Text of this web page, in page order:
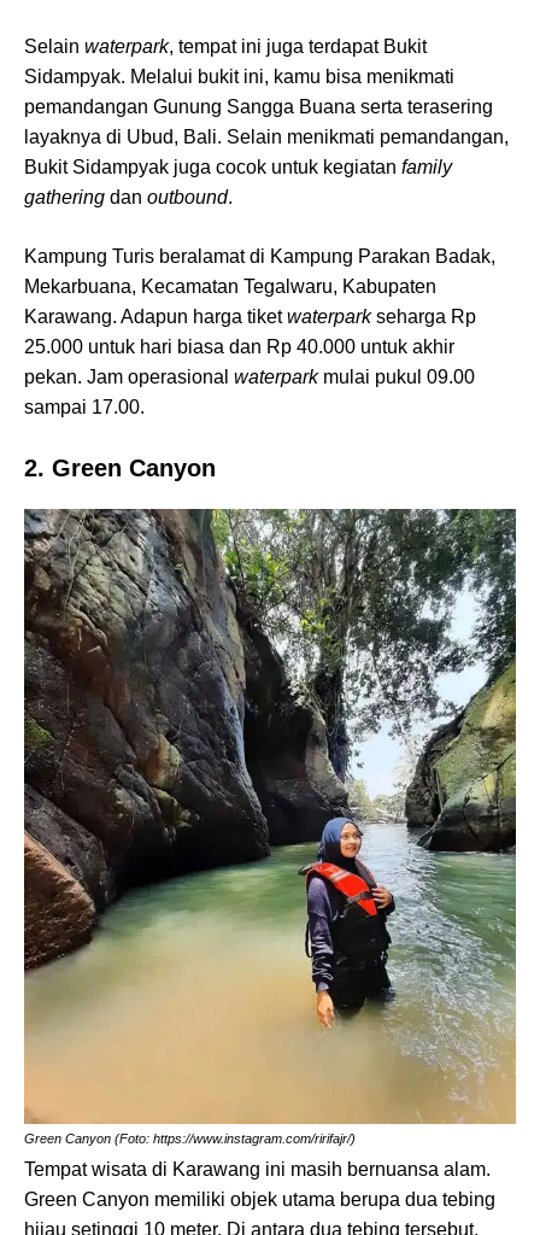
Selain waterpark, tempat ini juga terdapat Bukit
Sidampyak. Melalui bukit ini, kamu bisa menikmati
pemandangan Gunung Sangga Buana serta terasering
layaknya di Ubud, Bali. Selain menikmati pemandangan,
Bukit Sidampyak juga cocok untuk kegiatan family
gathering dan outbound.
Kampung Turis beralamat di Kampung Parakan Badak,
Mekarbuana, Kecamatan Tegalwaru, Kabupaten
Karawang. Adapun harga tiketwaterparkseharga Rp
25.000 untuk hari biasa dan Rp 40.000 untuk akhir
pekan. Jam operasional waterpark mulai pukul 09.00
sampai 17.00.
2. Green Canyon
Green Canyon (Foto: https://www.instagram.com/ririfajr/)
Tempat wisata di Karawang ini masih bernuansa alam.
Green Canyon memiliki objek utama berupa dua tebing
hijau setinggi 10 meter. Di antara dua tebing tersebut,